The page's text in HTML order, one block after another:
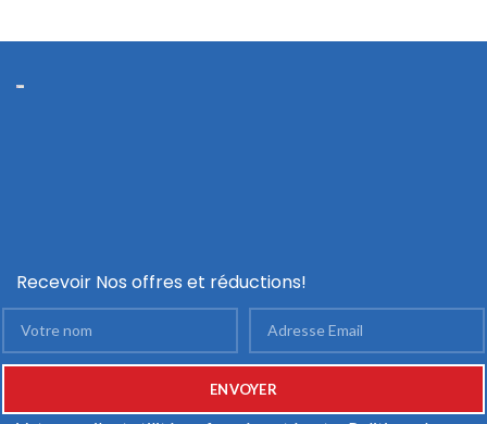
Recevoir Nos offres et réductions!